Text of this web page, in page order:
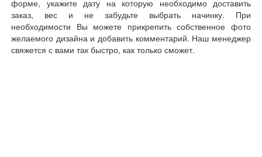
форме, укажите дату на которую необходимо доставить
заказ, вес и не забудьте выбрать начинку. При
необходимости Вы можете прикрепить собственное фото
желаемого дизайна и добавить комментарий. Наш менеджер
свяжется с вами так быстро, как только сможет.